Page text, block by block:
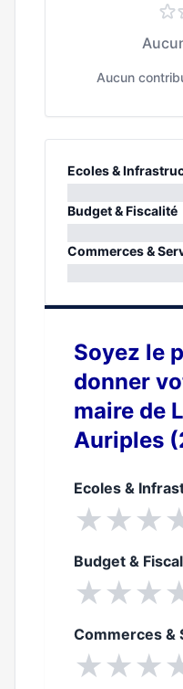
Aucun
Ecoles &
0%
Budget & Fiscalité
0%
Commerces &
Soyez le
donner
maire de
Auriples
Ecoles &
★★★
Budget &
★★★
Commerces &
★★★